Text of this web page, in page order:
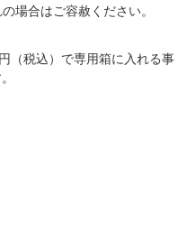
場合はご容赦ください。
（税込）で専用箱に入れる事